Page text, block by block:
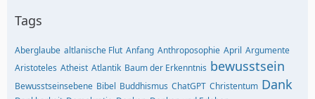
Tags
Aberglaube altlanische Flut Anfang Anthroposophie April Argumente
Aristoteles Atheist Atlantik Baum der Erkenntnis bewusstsein
Bewusstseinsebene Bibel Buddhismus ChatGPT Christentum Dank